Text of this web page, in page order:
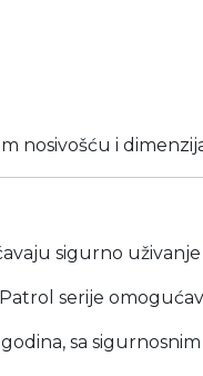
nosivošću i
sigurno uživanje
serije
sa